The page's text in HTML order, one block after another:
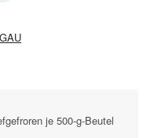
je 500-g-Beutel